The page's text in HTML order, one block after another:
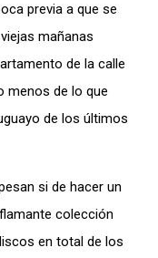
previa a que se
mañanas
de la calle
menos de lo que
de los últimos
si de hacer un
colección
en total de los